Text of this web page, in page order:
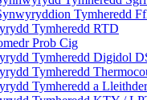
Tymheredd
Tymheredd RTD
Prob Cig
Tymheredd Digidol
Tymheredd
Tymheredd a Lleithder